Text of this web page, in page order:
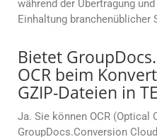
während der Übertragung
Einhaltung
Bietet
OCR beim
GZIP-Dateien in
Ja. Sie können OCR (Optical
GroupDocs.Conversion